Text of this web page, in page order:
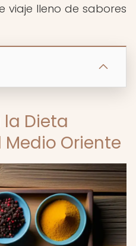
viaje lleno de sabores
Dieta
Oriente